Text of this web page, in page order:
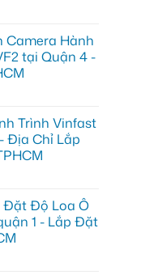
Camera Hành
tại Quận 4 -
Trình Vinfast
Địa Chỉ Lắp
Độ Loa Ô
1 - Lắp Đặt